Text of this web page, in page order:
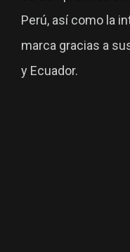
Perú, así como la
marca gracias a
y Ecuador.